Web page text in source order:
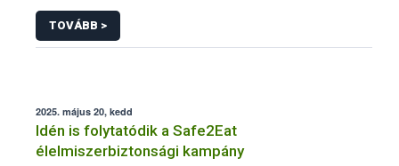
TOVÁBB >
2025. május 20, kedd
Idén is folytatódik a Safe2Eat
élelmiszerbiztonsági kampány